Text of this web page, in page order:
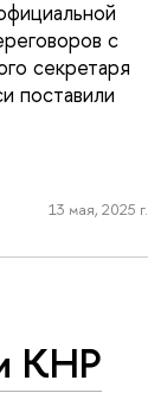
с
секретаря
поставили
13 мая, 2025 г.
КНР